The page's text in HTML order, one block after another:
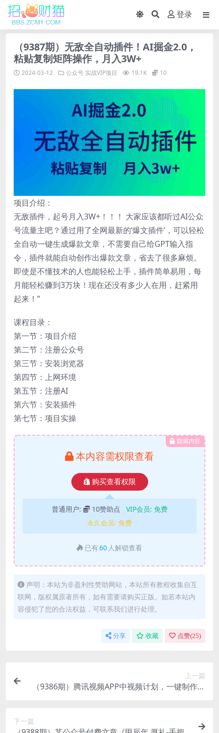
登录
（9387期）无敌全自动插件！AI掘金2.0，
粘贴复制矩阵操作，月入3W+
2024-03-12 公众号 实战VIP项目 19.1K 10
项目介绍：
无敌插件，起号月入3W+！！！ 大家应该都听过AI公众
号流量主吧？通过用了全网最新的‘爆文插件’，可以轻松
全自动一键生成爆款文章，不需要自己给GPT输入指
令，插件就能自动创作出爆款文章，省去了很多麻烦。
即使是不懂技术的人也能轻松上手，插件简单易用，每
月能轻松赚到3万块！现在还没有多少人在用，赶紧用
起来！”
课程目录：
第一节：项目介绍
第二节：注册公众号
第三节：安装浏览器
第四节：上网环境
第五节：注册AI
第六节：安装插件
第七节：项目实操
隐藏内容
本内容需权限查看
购买查看权限
普通用户: 10赞助点 VIP会员: 免费
永久会员: 免费
已有60 人解锁查看
声明：本站为非盈利性赞助网站，本站所有教程收集自互
联网，版权属原著所有，如有需要请购买正版。如若本站内
容侵犯了您的合法权益，可联系我们进行处理。
分享 收藏 点赞(25)
上一篇
（9386期）腾讯视频APP中视频计划，一键制作，
下一篇